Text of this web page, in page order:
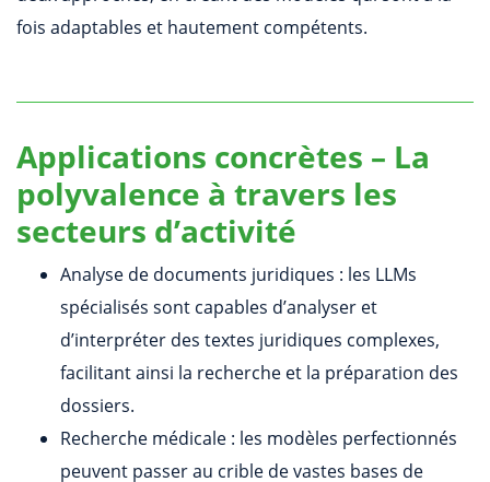
fois adaptables et hautement compétents.
Applications concrètes – La
polyvalence à travers les
secteurs d’activité
Analyse de documents juridiques : les LLMs
spécialisés sont capables d’analyser et
d’interpréter des textes juridiques complexes,
facilitant ainsi la recherche et la préparation des
dossiers.
Recherche médicale : les modèles perfectionnés
peuvent passer au crible de vastes bases de